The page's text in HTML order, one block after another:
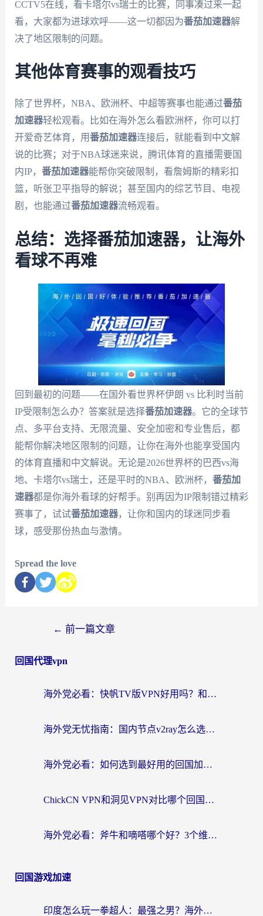
CCTV5在线，看卡塔尔vs瑞士的比赛，同事凑过来一起
看，大家都为进球欢呼——这一切都因为番茄加速器解
决了地区限制的问题。
其他体育赛事的观看技巧
除了世界杯，NBA、欧洲杯、中超等赛事也能通过番茄
加速器轻松观看。比如在海外怎么看欧洲杯，你可以打
开爱奇艺体育，用番茄加速器连接后，就能看到中文解
说的比赛；对于NBA球迷来说，腾讯体育的直播需要国
内IP， 番茄加速器能帮你突破限制，看詹姆斯的精彩扣
篮，听张卫平指导的解说；甚至国内的综艺节目、电视
剧，也能通过番茄加速器流畅观看。
总结：选择番茄加速器，让海外
看球不再难
回到最初的问题——在国外看世界杯伊朗 vs 比利时当前
IP受限制怎么办？答案就是选择番茄加速器。它的全球节
点、多平台支持、无限流量、安全加密和专业售后，都
能帮你解决地区限制的问题，让你在海外也能享受国内
的体育直播和中文解说。无论是2026世界杯的巴西vs海
地、卡塔尔vs瑞士，还是平时的NBA、欧洲杯， 番茄加
速器都是你海外看球的好帮手。别再因为IP限制错过精彩
赛事了，试试番茄加速器，让你和国内的球迷同步看
球，感受那份热血与激情。
Spread the love
← 前一篇文章
回国代理vpn
海外党必看：快帆TV版VPN好用吗？和快游VPN对比哪个回国效果更好？附实用避坑指南
海外党无忧指南：国内节点v2ray怎么选？一键回国VPN+多场景实测帮你避坑
海外党必看：如何选到最好用的回国加速器？从节点到售后的全维度指南
ChickCN VPN和洞见VPN对比哪个回国效果更好？海外党亲测3款加速器+避坑指南
海外党必看：斧牛和嘀嗒哪个好？3个维度教你选对回国加速器
回国游戏加速
印度怎么玩一拳超人：最强之男？海外党国服游戏加速避坑指南